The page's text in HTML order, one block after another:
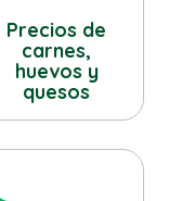
Precios de
carnes,
huevos y
quesos